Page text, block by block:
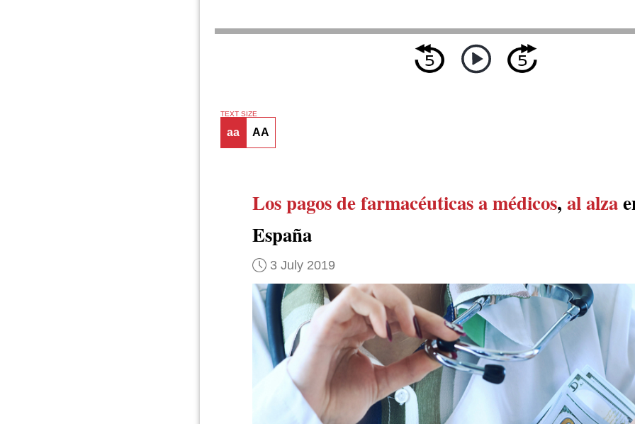
TEXT SIZE
aa AA
Los pagos de farmacéuticas a médicos, al alza
España
3 July 2019